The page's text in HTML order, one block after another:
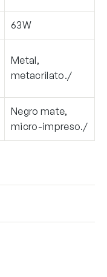
63W
Metal,
metacrilato./
Negro mate,
micro-impreso./